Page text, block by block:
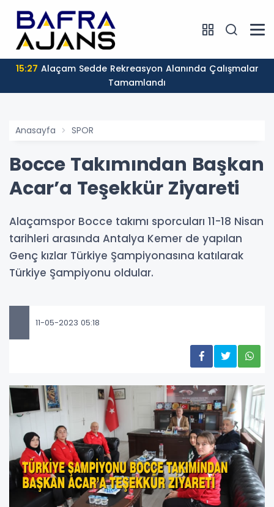
15:27
Tamamlandı
Anasayfa SPOR
Bocce Takımından Başkan
Acar’a Teşekkür Ziyareti
Alaçamspor Bocce takımı sporcuları 11-18 Nisan
tarihleri arasında Antalya Kemer de yapılan
Genç kızlar Türkiye Şampiyonasına katılarak
Türkiye Şampiyonu oldular.
11-05-2023 05:18